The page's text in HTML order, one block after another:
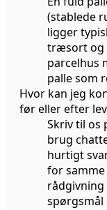
(stablede
ligger
træsort og
parcelhus
palle som
Hvor kan jeg
før eller efter
Skriv til os
brug
hurtigt
for
spørgsmål